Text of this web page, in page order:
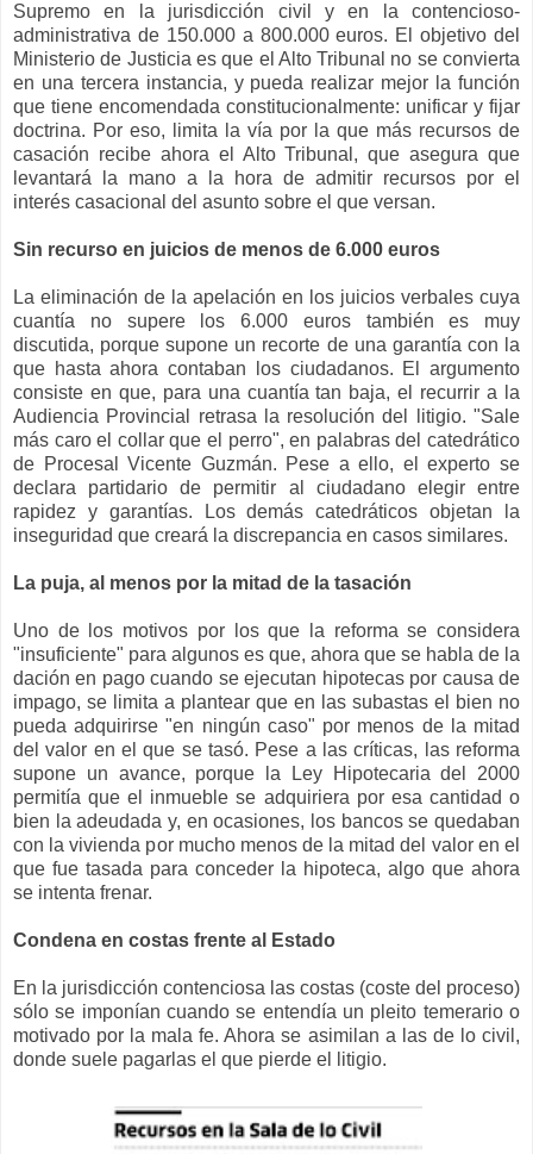
Supremo en la jurisdicción civil y en la contencioso-
administrativa de 150.000 a 800.000 euros. El objetivo del
Ministerio de Justicia es que el Alto Tribunal no se convierta
en una tercera instancia, y pueda realizar mejor la función
que tiene encomendada constitucionalmente: unificar y fijar
doctrina. Por eso, limita la vía por la que más recursos de
casación recibe ahora el Alto Tribunal, que asegura que
levantará la mano a la hora de admitir recursos por el
interés casacional del asunto sobre el que versan.
Sin recurso en juicios de menos de 6.000 euros
La eliminación de la apelación en los juicios verbales cuya
cuantía no supere los 6.000 euros también es muy
discutida, porque supone un recorte de una garantía con la
que hasta ahora contaban los ciudadanos. El argumento
consiste en que, para una cuantía tan baja, el recurrir a la
Audiencia Provincial retrasa la resolución del litigio. "Sale
más caro el collar que el perro", en palabras del catedrático
de Procesal Vicente Guzmán. Pese a ello, el experto se
declara partidario de permitir al ciudadano elegir entre
rapidez y garantías. Los demás catedráticos objetan la
inseguridad que creará la discrepancia en casos similares.
La puja, al menos por la mitad de la tasación
Uno de los motivos por los que la reforma se considera
"insuficiente" para algunos es que, ahora que se habla de la
dación en pago cuando se ejecutan hipotecas por causa de
impago, se limita a plantear que en las subastas el bien no
pueda adquirirse "en ningún caso" por menos de la mitad
del valor en el que se tasó. Pese a las críticas, las reforma
supone un avance, porque la Ley Hipotecaria del 2000
permitía que el inmueble se adquiriera por esa cantidad o
bien la adeudada y, en ocasiones, los bancos se quedaban
con la vivienda por mucho menos de la mitad del valor en el
que fue tasada para conceder la hipoteca, algo que ahora
se intenta frenar.
Condena en costas frente al Estado
En la jurisdicción contenciosa las costas (coste del proceso)
sólo se imponían cuando se entendía un pleito temerario o
motivado por la mala fe. Ahora se asimilan a las de lo civil,
donde suele pagarlas el que pierde el litigio.